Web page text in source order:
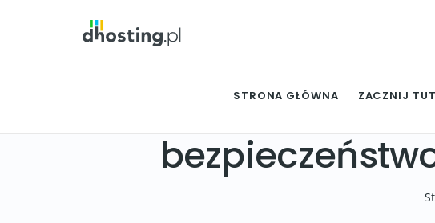
STRONA GŁÓWNA ZACZNIJ